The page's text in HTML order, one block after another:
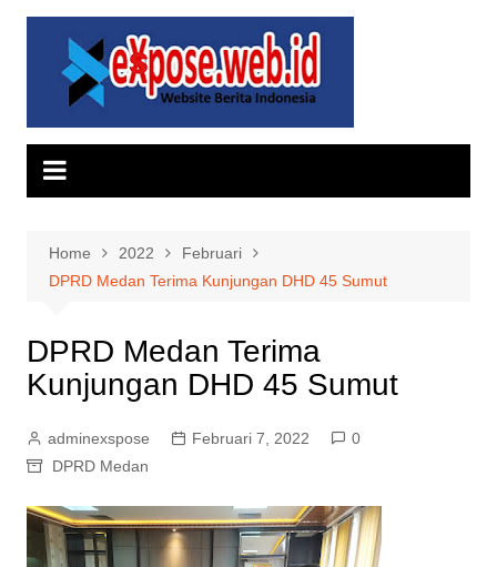
Skip
Home 2022
Februari
DPRD Medan Terima Kunjungan DHD 45 Sumut
DPRD Medan Terima
Kunjungan DHD 45 Sumut
adminexspose Februari 7, 2022
0
DPRD Medan